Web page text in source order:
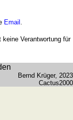
Email .
Verantwortung für
Bernd Krüger, 2023
Cactus2000